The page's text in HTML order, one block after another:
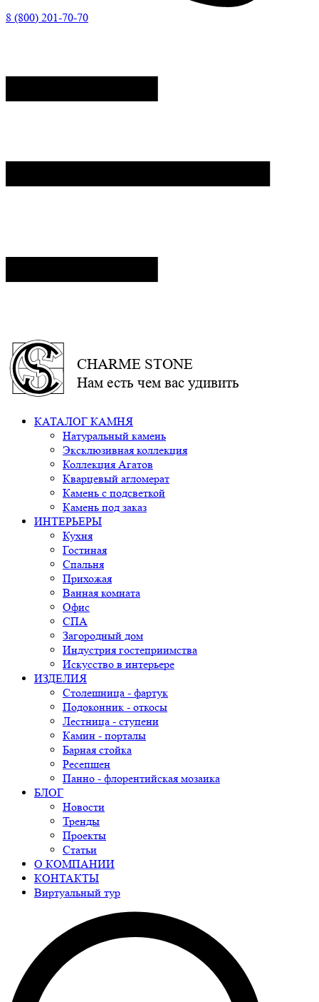
8 (800) 201-70-70
CHARME STONE
Нам есть чем вас удивить
КАТАЛОГ КАМНЯ
Натуральный камень
Эксклюзивная коллекция
Коллекция Агатов
Кварцевый агломерат
Камень с подсветкой
Камень под заказ
ИНТЕРЬЕРЫ
Кухня
Гостиная
Спальня
Прихожая
Ванная комната
Офис
СПА
Загородный дом
Индустрия гостеприимства
Искусство в интерьере
ИЗДЕЛИЯ
Столешница - фартук
Подоконник - откосы
Лестница - ступени
Камин - порталы
Барная стойка
Ресепшен
Панно - флорентийская мозаика
БЛОГ
Новости
Тренды
Проекты
Статьи
О КОМПАНИИ
КОНТАКТЫ
Виртуальный тур